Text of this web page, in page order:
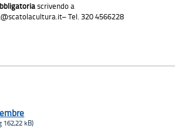
scrivendo a
Tel. 320 4566228
kB)